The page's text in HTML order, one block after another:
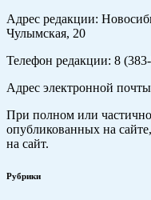
Адрес редакции:
Чулымская, 20
Телефон редакции: 8
Адрес электронной
При полном или
опубликованных на
на сайт.
Рубрики